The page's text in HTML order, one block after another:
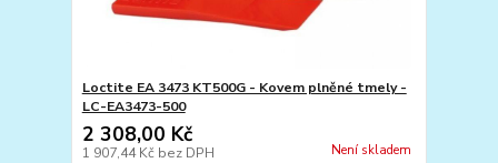
Loctite EA 3473 KT500G - Kovem plněné tmely -
LC-EA3473-500
2 308,00 Kč
1 907,44 Kč bez DPH Není skladem